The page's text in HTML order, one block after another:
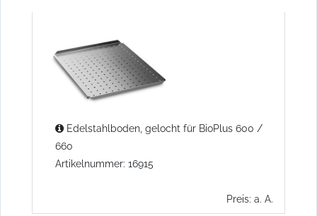
Edelstahlboden, gelocht für BioPlus 600 /
660
Artikelnummer: 16915
Preis: a. A.